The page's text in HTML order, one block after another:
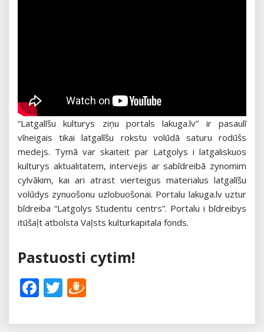
“Latgalīšu kulturys ziņu portals lakuga.lv” ir pasaulī
vīneigais tikai latgalīšu rokstu volūdā saturu rodūšs
medejs. Tymā var skaiteit par Latgolys i latgaliskuos
kulturys aktualitatem, intervejis ar sabīdreibā zynomim
cylvākim, kai ari atrast vierteigus materialus latgalīšu
volūdys zynuošonu uzlobuošonai. Portalu lakuga.lv uztur
bīdreiba “Latgolys Studentu centrs”. Portalu i bīdreibys
itūšaļt atbolsta Vaļsts kulturkapitala fonds.
Pastuosti cytim!
Facebook
Twitter